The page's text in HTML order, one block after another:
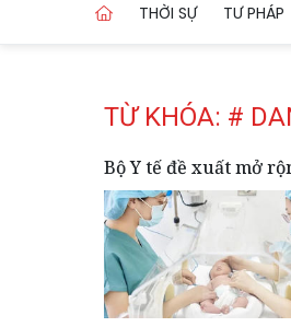
THỜI SỰ TƯ PHÁP
TỪ KHÓA: #
Bộ Y tế đề xuất mở